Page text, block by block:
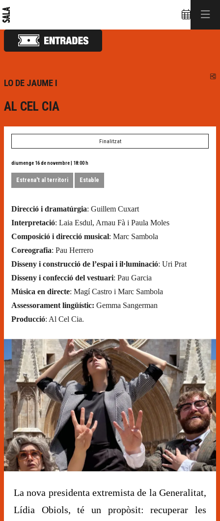
LO DE JAUME I
AL CEL CIA
Finalitzat
diumenge 16 de novembre 18:00 h
Estrena't al territori Estable
Direcció i dramatúrgia: Guillem Cuxart
Interpretació: Laia Esdul, Arnau Fà i Paula Moles
Composició i direcció musical: Marc Sambola
Coreografia: Pau Herrero
Disseny i construcció de l’espai i il·luminació: Uri Prat
Disseny i confecció del vestuari: Pau Garcia
Música en directe: Magí Castro i Marc Sambola
Assessorament lingüístic: Gemma Sangerman
Producció: Al Cel Cia.
La nova presidenta extremista de la Generalitat,
Lídia Obiols, té un propòsit: recuperar les